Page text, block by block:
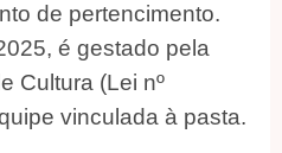
de pertencimento.
é gestado pela
Cultura (Lei nº
vinculada à pasta.